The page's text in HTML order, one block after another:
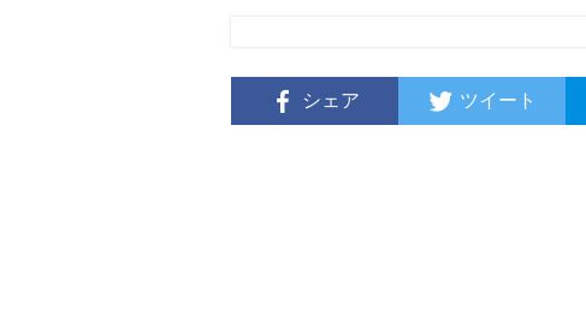
シェア ツイート